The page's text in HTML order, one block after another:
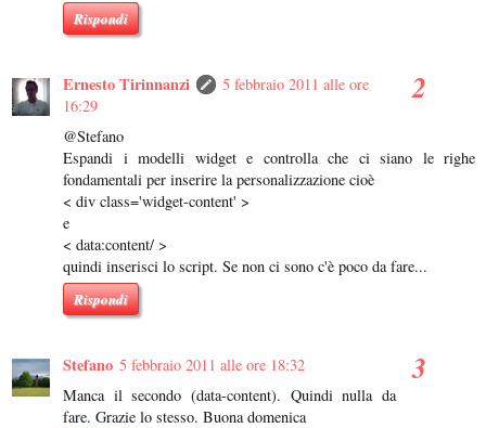
Rispondi
Ernesto Tirinnanzi
5 febbraio 2011 alle ore
16:29
@Stefano
Espandi i modelli widget e controlla che ci siano le righe
fondamentali per inserire la personalizzazione cioè
< div class='widget-content' >
e
< data:content/ >
quindi inserisci lo script. Se non ci sono c'è poco da fare...
Rispondi
Stefano 5 febbraio 2011 alle ore 18:32
Manca il secondo (data-content). Quindi nulla da
fare. Grazie lo stesso. Buona domenica